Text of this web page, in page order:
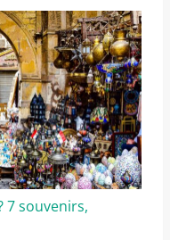
7 souvenirs,